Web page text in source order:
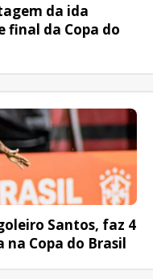
da ida
final da Copa do
Santos, faz 4
na Copa do Brasil